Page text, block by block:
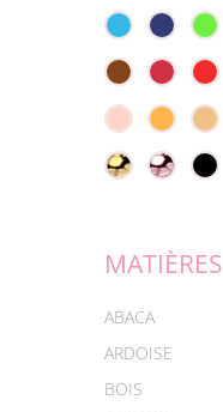
MATIÈRES
ABACA
ARDOISE
BOIS